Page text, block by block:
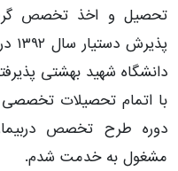
تحصیل و اخذ تخصص
دانشگاه شهید بهشتی
با اتمام تحصیلات تخصصی
دوره طرح تخصص
مشغول به خدمت شدم.